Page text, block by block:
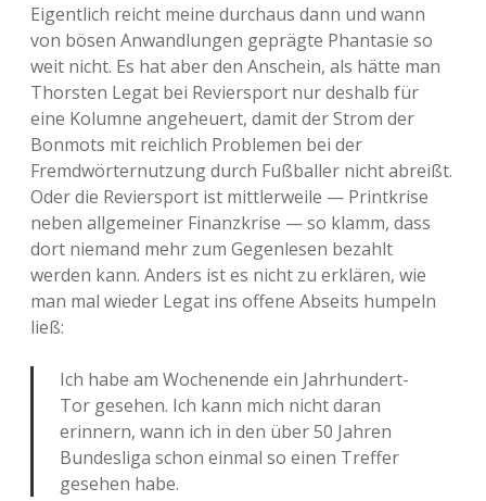
Eigentlich reicht meine durchaus dann und wann
von bösen Anwandlungen geprägte Phantasie so
weit nicht. Es hat aber den Anschein, als hätte man
Thorsten Legat bei Reviersport nur deshalb für
eine Kolumne angeheuert, damit der Strom der
Bonmots mit reichlich Problemen bei der
Fremdwörternutzung durch Fußballer nicht abreißt.
Oder die Reviersport ist mittlerweile — Printkrise
neben allgemeiner Finanzkrise — so klamm, dass
dort niemand mehr zum Gegenlesen bezahlt
werden kann. Anders ist es nicht zu erklären, wie
man mal wieder Legat ins offene Abseits humpeln
ließ:
Ich habe am Wochenende ein Jahrhundert-
Tor gesehen. Ich kann mich nicht daran
erinnern, wann ich in den über 50 Jahren
Bundesliga schon einmal so einen Treffer
gesehen habe.